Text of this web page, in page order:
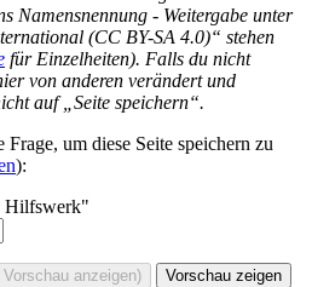
Namensnennung - Weitergabe unter
(CC BY-SA 4.0)“ stehen
für Einzelheiten). Falls du nicht
von anderen verändert und
auf „Seite speichern“.
um diese Seite speichern zu
):
Hilfswerk"